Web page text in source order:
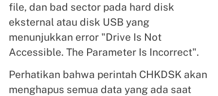
file, dan bad sector pada hard disk
eksternal atau disk USB yang
menunjukkan error "Drive Is Not
Accessible. The Parameter Is Incorrect".
Perhatikan bahwa perintah CHKDSK akan
menghapus semua data yang ada saat